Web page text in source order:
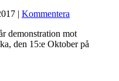
| Kommentera
demonstration mot
den 15:e Oktober på